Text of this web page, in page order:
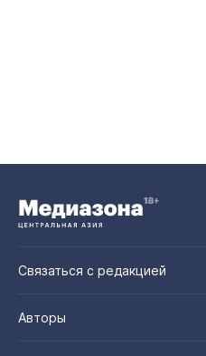
Связаться с редакцией
Авторы